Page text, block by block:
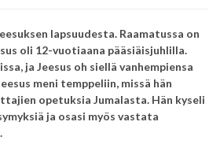
lapsuudesta. Raamatussa on
oli 12-vuotiaana pääsiäisjuhlilla.
ja Jeesus oh siellä vanhempiensa
meni temppeliin, missä hän
opetuksia Jumalasta. Hän kyseli
ja osasi myös vastata